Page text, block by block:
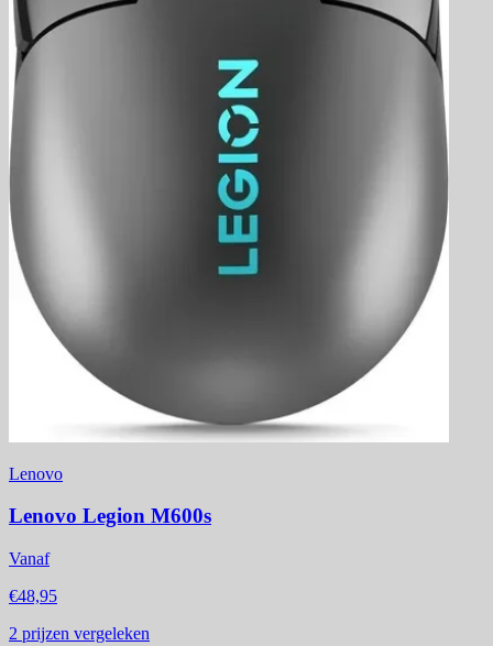
Lenovo
Lenovo Legion M600s
Vanaf
€48,95
2 prijzen vergeleken